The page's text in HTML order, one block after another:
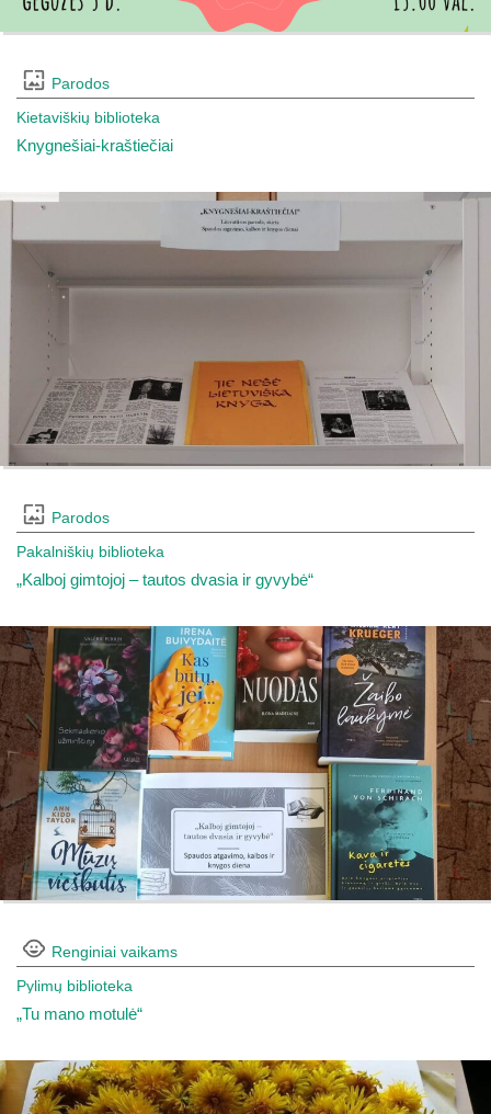
Parodos
Kietaviškių biblioteka
Knygnešiai-kraštiečiai
Parodos
Pakalniškių biblioteka
„Kalboj gimtojoj – tautos dvasia ir gyvybė“
Renginiai vaikams
Pylimų biblioteka
„Tu mano motulė“